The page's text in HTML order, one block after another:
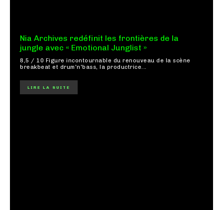
Nia Archives redéfinit les frontières de la
jungle avec « Emotional Junglist »
8,5 / 10 Figure incontournable du renouveau de la scène
breakbeat et drum'n'bass, la productrice...
LIRE LA SUITE